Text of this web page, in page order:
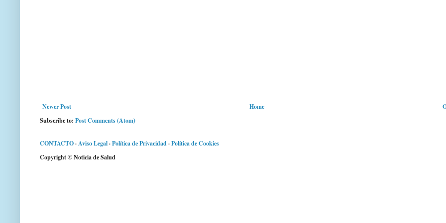
Newer Post
Home
Subscribe to: Post Comments (Atom)
CONTACTO·Aviso Legal·Política de Privacidad·Política de Cookies
Copyright © Noticia de Salud